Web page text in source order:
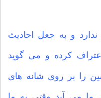
ندارد و به جعل احادیث
کرده و می گوید
را بر روی شانه های